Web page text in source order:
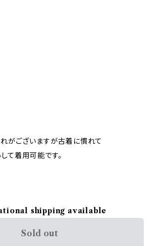
がございますが古着に慣れて
て着用可能です。
shipping available
Sold out